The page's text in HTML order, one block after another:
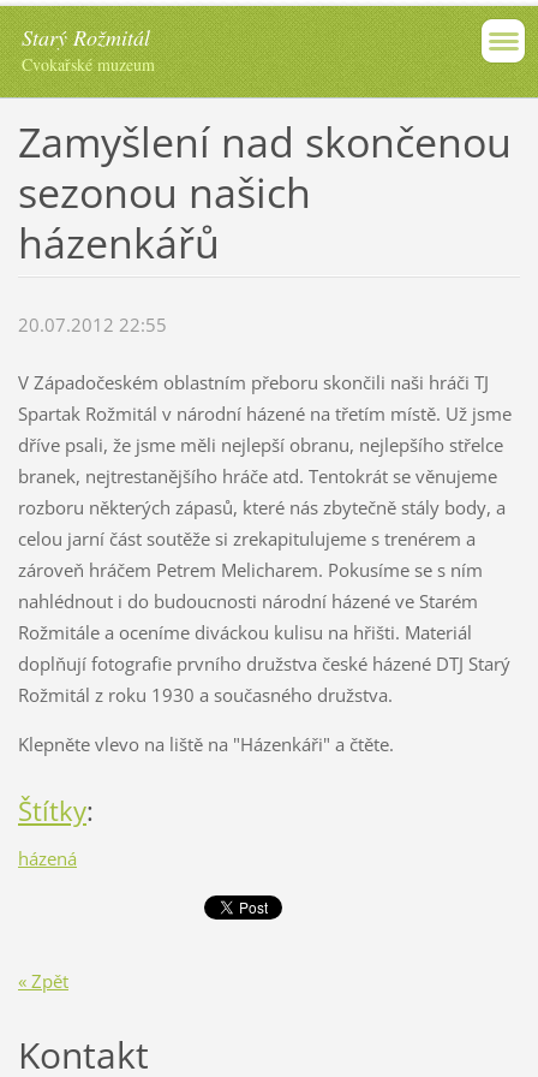
Starý Rožmitál
Cvokařské muzeum
Zamyšlení nad skončenou
sezonou našich
házenkářů
20.07.2012 22:55
V Západočeském oblastním přeboru skončili naši hráči TJ
Spartak Rožmitál v národní házené na třetím místě. Už jsme
dříve psali, že jsme měli nejlepší obranu, nejlepšího střelce
branek, nejtrestanějšího hráče atd. Tentokrát se věnujeme
rozboru některých zápasů, které nás zbytečně stály body, a
celou jarní část soutěže si zrekapitulujeme s trenérem a
zároveň hráčem Petrem Melicharem. Pokusíme se s ním
nahlédnout i do budoucnosti národní házené ve Starém
Rožmitále a oceníme diváckou kulisu na hřišti. Materiál
doplňují fotografie prvního družstva české házené DTJ Starý
Rožmitál z roku 1930 a současného družstva.
Klepněte vlevo na liště na "Házenkáři" a čtěte.
Štítky:
házená
« Zpět
Kontakt